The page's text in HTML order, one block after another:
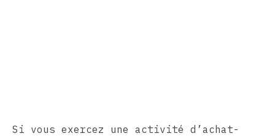
Si vous exercez une activité d’achat-